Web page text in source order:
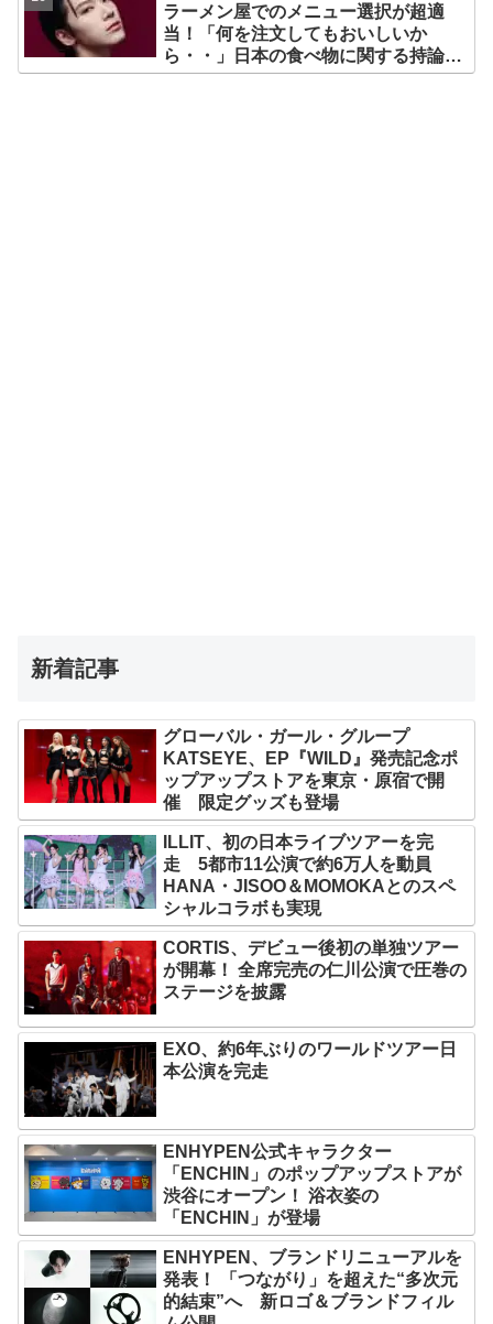
ラーメン屋でのメニュー選択が超適
当！「何を注文してもおいしいか
ら・・」日本の食べ物に関する持論を
明かす
新着記事
グローバル・ガール・グループ
KATSEYE、EP『WILD』発売記念ポ
ップアップストアを東京・原宿で開
催 限定グッズも登場
ILLIT、初の日本ライブツアーを完
走 5都市11公演で約6万人を動員
HANA・JISOO＆MOMOKAとのスペ
シャルコラボも実現
CORTIS、デビュー後初の単独ツアー
が開幕！ 全席完売の仁川公演で圧巻の
ステージを披露
EXO、約6年ぶりのワールドツアー日
本公演を完走
ENHYPEN公式キャラクター
「ENCHIN」のポップアップストアが
渋谷にオープン！ 浴衣姿の
「ENCHIN」が登場
ENHYPEN、ブランドリニューアルを
発表！ 「つながり」を超えた“多次元
的結束”へ 新ロゴ＆ブランドフィル